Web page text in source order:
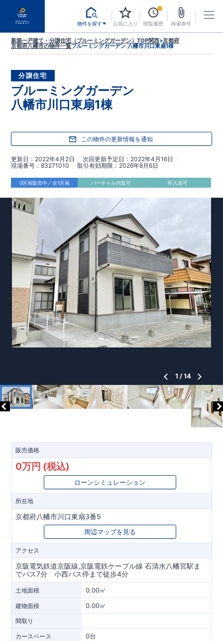
物件を探す お気に入り 閲覧履歴 検索条件
新築一戸建て・分譲住宅（ブルーミングガーデン）TOP関西>京都府
京都府八幡市の物件一覧ブルーミングガーデン 八幡市川口東扇1棟
分譲住宅
ブルーミングガーデン
八幡市川口東扇1棟
この物件の更新情報を通知
更新日 2022年4月2日 次回更新予定日
2022年4月16日
現場番号
83271010 取引有効期限 2026年8月6日
0区画販売中／全1区画 バーチャル内覧可 即入居可
販売価格
0万円 (税込)
ローンシミュレーション
所在地
京都府八幡市川口東扇3番5
周辺マップを見る
アクセス
京阪電気鉄道京阪線,京阪電鉄ケーブル線 石清水八幡宮駅ま
でバス7分 小西バス停まで徒歩4分
土地面積 0.00㎡
建物面積 0.00㎡
間取り
カースペース 0台
1 /14